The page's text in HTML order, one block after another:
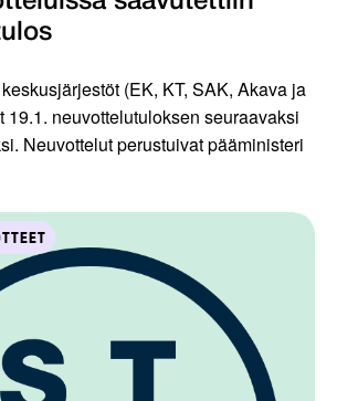
(EK, KT, SAK, Akava ja
19.1. neuvottelutuloksen seuraavaksi
Neuvottelut perustuivat pääministeri